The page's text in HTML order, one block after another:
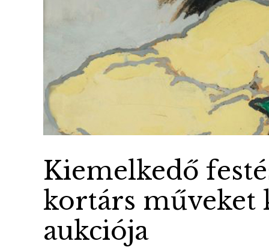
Kiemelkedő
kortárs műveket
aukciója